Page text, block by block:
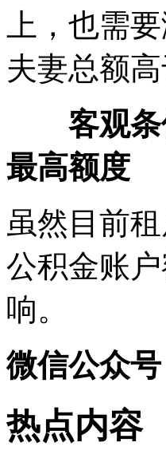
上，也需
夫妻总额
客观
最高额度
虽然目前
公积金账
响。
微信公众
热点内容